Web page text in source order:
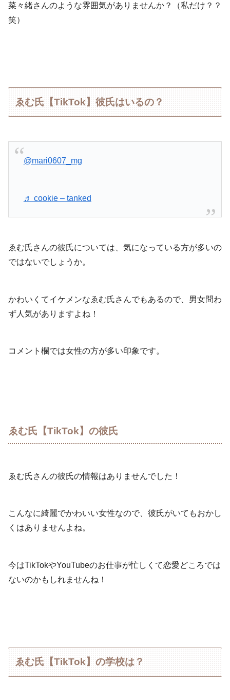
菜々緒さんのような雰囲気がありませんか？（私だけ？？
笑）
ゑむ氏【TikTok】彼氏はいるの？
@mari0607_mg
♬ cookie – tanked
ゑむ氏さんの彼氏については、気になっている方が多いの
ではないでしょうか。
かわいくてイケメンなゑむ氏さんでもあるので、男女問わ
ず人気がありますよね！
コメント欄では女性の方が多い印象です。
ゑむ氏【TikTok】の彼氏
ゑむ氏さんの彼氏の情報はありませんでした！
こんなに綺麗でかわいい女性なので、彼氏がいてもおかし
くはありませんよね。
今はTikTokやYouTubeのお仕事が忙しくて恋愛どころでは
ないのかもしれませんね！
ゑむ氏【TikTok】の学校は？